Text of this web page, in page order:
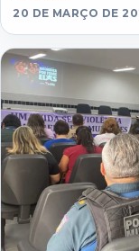
20 DE MARÇO DE